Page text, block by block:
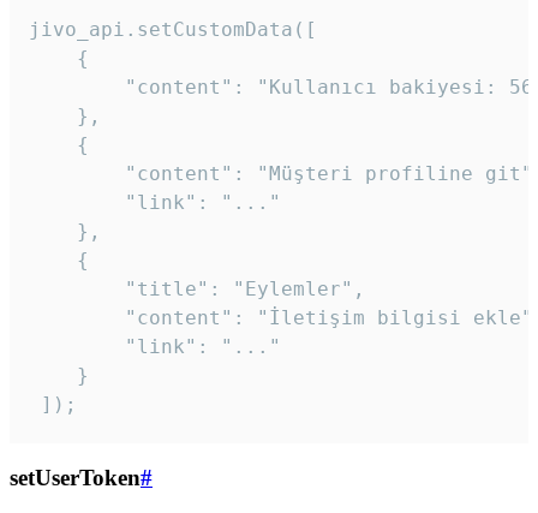
jivo_api.setCustomData([
    {
"content": "Kullanıcı bakiyesi:
    },
    {
"content": "Müşteri profiline
        "link": "..."
    },
    {
        "title": "Eylemler",
"content": "İletişim bilgisi
        "link": "..."
    }
]);
setUserToken#